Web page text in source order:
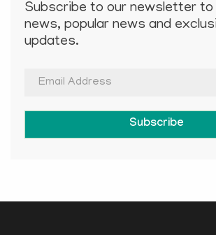
Subscribe to our newsletter
news, popular news and
updates.
Subscribe